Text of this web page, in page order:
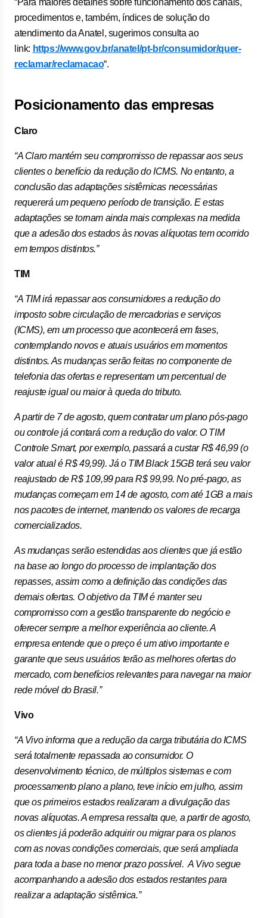
“Para maiores detalhes sobre funcionamento dos canais,
procedimentos e, também, índices de solução do
atendimento da Anatel, sugerimos consulta ao
link: https://www.gov.br/anatel/pt-br/consumidor/quer-
reclamar/reclamacao“.
Posicionamento das empresas
Claro
“A Claro mantém seu compromisso de repassar aos seus
clientes o benefício da redução do ICMS. No entanto, a
conclusão das adaptações sistêmicas necessárias
requererá um pequeno período de transição. E estas
adaptações se tornam ainda mais complexas na medida
que a adesão dos estados às novas alíquotas tem ocorrido
em tempos distintos.”
TIM
“A TIM irá repassar aos consumidores a redução do
imposto sobre circulação de mercadorias e serviços
(ICMS), em um processo que acontecerá em fases,
contemplando novos e atuais usuários em momentos
distintos. As mudanças serão feitas no componente de
telefonia das ofertas e representam um percentual de
reajuste igual ou maior à queda do tributo.
A partir de 7 de agosto, quem contratar um plano pós-pago
ou controle já contará com a redução do valor. O TIM
Controle Smart, por exemplo, passará a custar R$ 46,99 (o
valor atual é R$ 49,99). Já o TIM Black 15GB terá seu valor
reajustado de R$ 109,99 para R$ 99,99. No pré-pago, as
mudanças começam em 14 de agosto, com até 1GB a mais
nos pacotes de internet, mantendo os valores de recarga
comercializados.
As mudanças serão estendidas aos clientes que já estão
na base ao longo do processo de implantação dos
repasses, assim como a definição das condições das
demais ofertas. O objetivo da TIM é manter seu
compromisso com a gestão transparente do negócio e
oferecer sempre a melhor experiência ao cliente. A
empresa entende que o preço é um ativo importante e
garante que seus usuários terão as melhores ofertas do
mercado, com benefícios relevantes para navegar na maior
rede móvel do Brasil.”
Vivo
“A Vivo informa que a redução da carga tributária do ICMS
será totalmente repassada ao consumidor. O
desenvolvimento técnico, de múltiplos sistemas e com
processamento plano a plano, teve início em julho, assim
que os primeiros estados realizaram a divulgação das
novas alíquotas. A empresa ressalta que, a partir de agosto,
os clientes já poderão adquirir ou migrar para os planos
com as novas condições comerciais, que será ampliada
para toda a base no menor prazo possível. A Vivo segue
acompanhando a adesão dos estados restantes para
realizar a adaptação sistêmica.”